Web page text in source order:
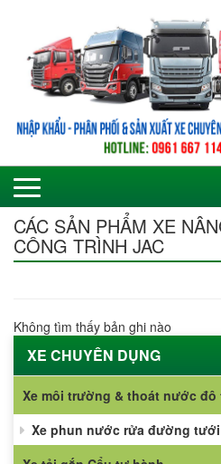
CÁC SẢN PHẨM XE
CÔNG TRÌNH JAC
Không tìm thấy bản ghi nào
XE CHUYÊN DỤNG
Xe môi trường & thoát nước đô
Xe phun nước rửa đường